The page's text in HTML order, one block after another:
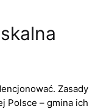
Zasady
Polsce – gmina ich